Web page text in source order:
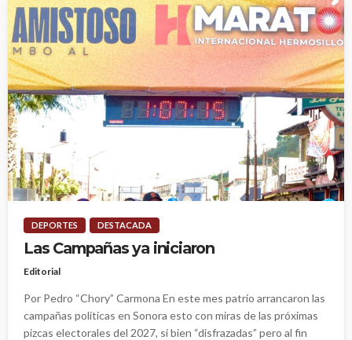
DEPORTES DESTACADA
Las Campañas ya iniciaron
Editorial
Por Pedro “Chory” Carmona En este mes patrio arrancaron las
campañas políticas en Sonora esto con miras de las próximas
pizcas electorales del 2027, si bien “disfrazadas” pero al fin